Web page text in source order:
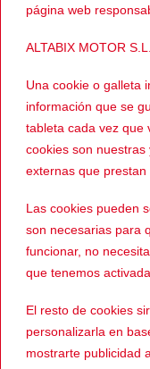
página web
ALTABIX MOTOR S.L.
Una cookie o galleta
información que se
tableta cada vez que
cookies son
externas que prestan
Las cookies pueden
son necesarias para
funcionar, no
que tenemos
El resto de cookies
personalizarla en
mostrarte publicidad
Cierre con
Protectores CE
Area reflex en la
PRODUCTOS
-51%